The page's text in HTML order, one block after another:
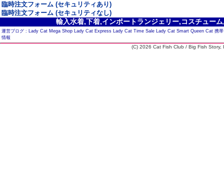
臨時注文フォーム (セキュリティあり)
臨時注文フォーム (セキュリティなし)
輸入水着,下着,インポートランジェリー,コスチュー
運営ブログ : Lady Cat Mega Shop Lady Cat Express Lady Cat Time Sale Lady Cat Smart Queen Cat 携
情報
(C) 2026 Cat Fish Club / Big Fish Story,